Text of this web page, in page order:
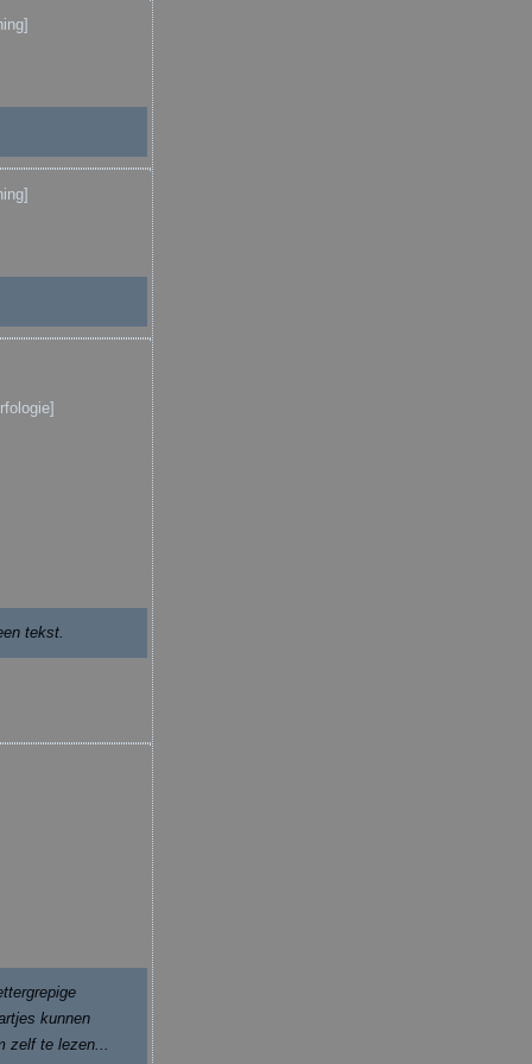
tekst.
kunnen
zelf te lezen...